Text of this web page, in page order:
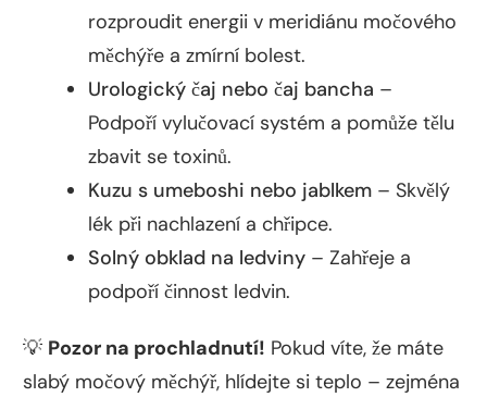
rozproudit energii v meridiánu močového
měchýře a zmírní bolest.
Urologický čaj nebo čaj bancha –
Podpoří vylučovací systém a pomůže tělu
zbavit se toxinů.
Kuzu s umeboshi nebo jablkem – Skvělý
lék při nachlazení a chřipce.
Solný obklad na ledviny – Zahřeje a
podpoří činnost ledvin.
💡 Pozor na prochladnutí! Pokud víte, že máte
slabý močový měchýř, hlídejte si teplo – zejména